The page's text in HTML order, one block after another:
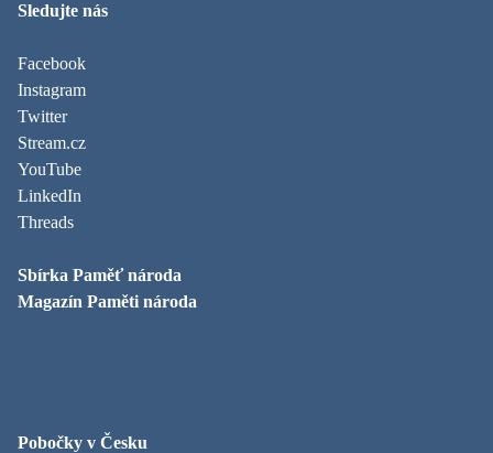
Sledujte nás
Facebook
Instagram
Twitter
Stream.cz
YouTube
LinkedIn
Threads
Sbírka Paměť národa
Magazín Paměti národa
Pobočky v Česku